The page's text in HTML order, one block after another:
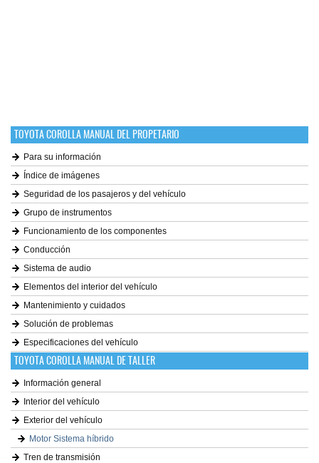
TOYOTA COROLLA MANUAL DEL PROPETARIO
Para su información
Índice de imágenes
Seguridad de los pasajeros y del vehículo
Grupo de instrumentos
Funcionamiento de los componentes
Conducción
Sistema de audio
Elementos del interior del vehículo
Mantenimiento y cuidados
Solución de problemas
Especificaciones del vehículo
TOYOTA COROLLA MANUAL DE TALLER
Información general
Interior del vehículo
Exterior del vehículo
Motor Sistema híbrido
Tren de transmisión